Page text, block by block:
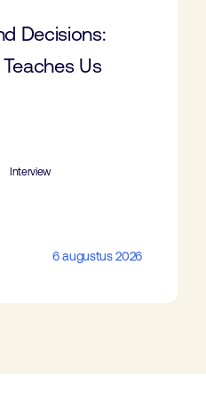
Decisions:
Us
Interview
6 augustus 2026